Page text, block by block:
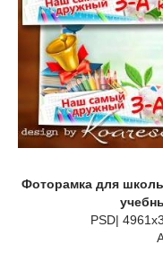
Фоторамка для
PSD|